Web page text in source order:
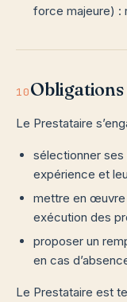
force majeure) :
10
Le Prestataire
sélectionner
expérience et
mettre en œuvre
exécution des
proposer un
en cas
Le Prestataire est